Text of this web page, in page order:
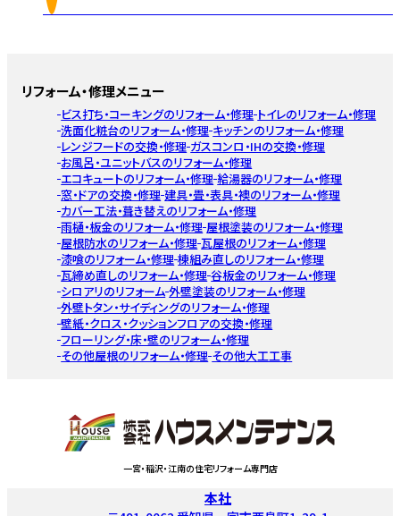
リフォーム・修理メニュー
ビス打ち・コーキングのリフォーム・修理 トイレのリフォーム・修理
洗面化粧台のリフォーム・修理 キッチンのリフォーム・修理
レンジフードの交換・修理 ガスコンロ・IHの交換・修理
お風呂・ユニットバスのリフォーム・修理
エコキュートのリフォーム・修理 給湯器のリフォーム・修理
窓・ドアの交換・修理 建具・畳・表具・襖のリフォーム・修理
カバー工法・葺き替えのリフォーム・修理
雨樋・板金のリフォーム・修理 屋根塗装のリフォーム・修理
屋根防水のリフォーム・修理 瓦屋根のリフォーム・修理
漆喰のリフォーム・修理 棟組み直しのリフォーム・修理
瓦締め直しのリフォーム・修理 谷板金のリフォーム・修理
シロアリのリフォーム 外壁塗装のリフォーム・修理
外壁トタン・サイディングのリフォーム・修理
壁紙・クロス・クッションフロアの交換・修理
フローリング・床・壁のリフォーム・修理
その他屋根のリフォーム・修理 その他大工工事
一宮・稲沢・江南の住宅リフォーム専門店
本社